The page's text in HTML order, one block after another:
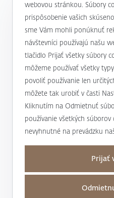
J&T BANKA
Kto sme
Unikátny prístup
Magazín Magnus
Nadácia J&T
Užitočné
Úrokové sadzby a
Bankové produkty a
Transakčná daň
Mapa stránky a
Kontakty
Obchodné miesta
webovou stránkou. Súbory
prispôsobenie vašich
sme Vám mohli ponúknuť
návštevníci používajú našu
tlačidlo Prijať všetky súbory
môžeme používať všetky
povoliť používanie len
môžete tak urobiť v časti
Kliknutím na Odmietnuť
používanie všetkých
nevyhnutné na prevádzku
Prijať